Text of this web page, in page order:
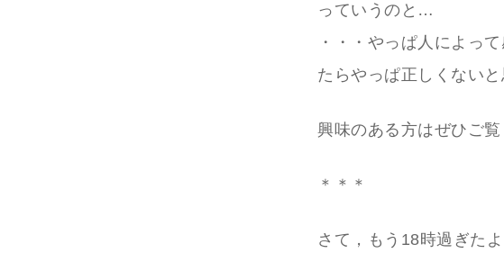
っていうのと…
・・・やっぱ人によっ
たらやっぱ正しくないと
興味のある方はぜひご覧
＊＊＊
さて，もう18時過ぎた